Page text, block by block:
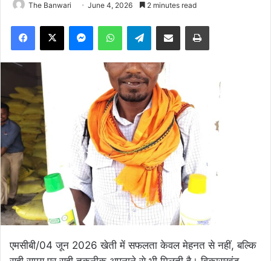
The Banwari June 4, 2026 2 minutes read
Facebook
X MessengerWhatsAppTelegramShare via Email Print
एमसीबी/04 जून 2026 खेती में सफलता केवल मेहनत से नहीं, बल्कि